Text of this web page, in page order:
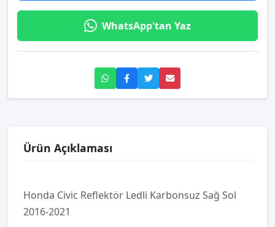
WhatsApp'tan Yaz
Ürün Açıklaması
Honda Civic Reflektör Ledli Karbonsuz Sağ Sol
2016-2021